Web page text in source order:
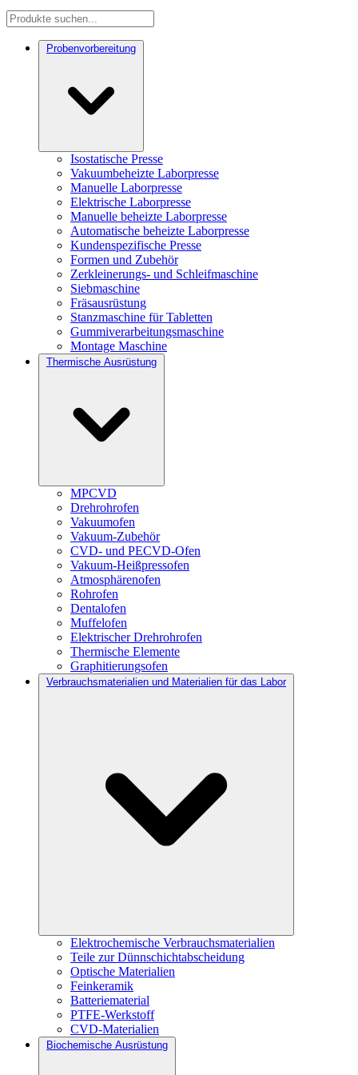
Probenvorbereitung
Isostatische Presse
Vakuumbeheizte Laborpresse
Manuelle Laborpresse
Elektrische Laborpresse
Manuelle beheizte Laborpresse
Automatische beheizte Laborpresse
Kundenspezifische Presse
Formen und Zubehör
Zerkleinerungs- und Schleifmaschine
Siebmaschine
Fräsausrüstung
Stanzmaschine für Tabletten
Gummiverarbeitungsmaschine
Montage Maschine
Thermische Ausrüstung
MPCVD
Drehrohrofen
Vakuumofen
Vakuum-Zubehör
CVD- und PECVD-Ofen
Vakuum-Heißpressofen
Atmosphärenofen
Rohrofen
Dentalofen
Muffelofen
Elektrischer Drehrohrofen
Thermische Elemente
Graphitierungsofen
Verbrauchsmaterialien und Materialien für das Labor
Elektrochemische Verbrauchsmaterialien
Teile zur Dünnschichtabscheidung
Optische Materialien
Feinkeramik
Batteriematerial
PTFE-Werkstoff
CVD-Materialien
Biochemische Ausrüstung